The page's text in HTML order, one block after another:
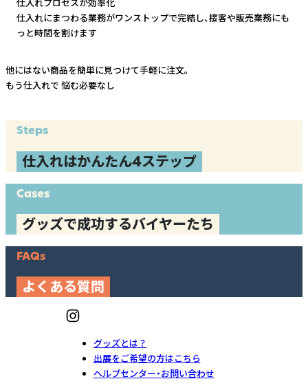
仕入れプロセスが効率化
仕入れにまつわる業務がワンストップで完結し、接客や販売業務にも
っと時間を割けます
他にはない商品を簡単に見つけて手軽に注文。
もう仕入れで 悩む必要なし
Steps
仕入れはかんたん4ステップ
Cases
グッズで成功するバイヤーたち
FAQs
よくある質問
グッズとは？
出展をご希望の方はこちら
ヘルプセンター・お問い合わせ